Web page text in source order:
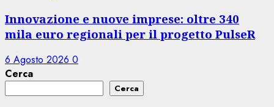
Innovazione e nuove imprese: oltre 340
mila euro regionali per il progetto PulseR
6 Agosto 2026 0
Cerca
Cerca